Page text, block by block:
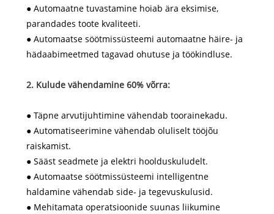
● Automaatne tuvastamine hoiab ära eksimise,
parandades toote kvaliteeti.
● Automaatse söötmissüsteemi automaatne häire- ja
hädaabimeetmed tagavad ohutuse ja töökindluse.
2. Kulude vähendamine 60% võrra:
● Täpne arvutijuhtimine vähendab toorainekadu.
● Automatiseerimine vähendab oluliselt tööjõu
raiskamist.
● Sääst seadmete ja elektri hoolduskuludelt.
● Automaatse söötmissüsteemi intelligentne
haldamine vähendab side- ja tegevuskulusid.
● Mehitamata operatsioonide suunas liikumine